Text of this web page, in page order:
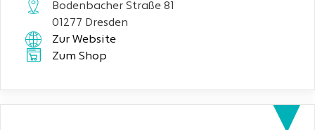
Bodenbacher Straße 81
01277 Dresden
Zur Website
Zum Shop